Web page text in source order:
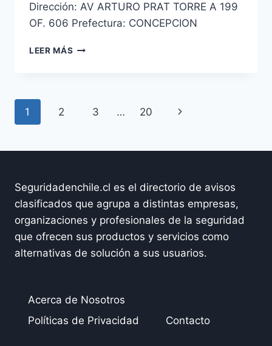
Dirección: AV ARTURO PRAT TORRE A 199
OF. 606 Prefectura: CONCEPCION
LEER MÁS GATICA
Navegación
1 2 3 … 20
Siguiente
Seguridadenchile.cl es el directorio de avisos
clasificados que agrupa a distintas empresas,
organizaciones y profesionales de la seguridad
que ofrecen sus productos y servicios como
alternativas de solución a sus usuarios.
Acerca de Nosotros
Políticas de Privacidad
Contacto